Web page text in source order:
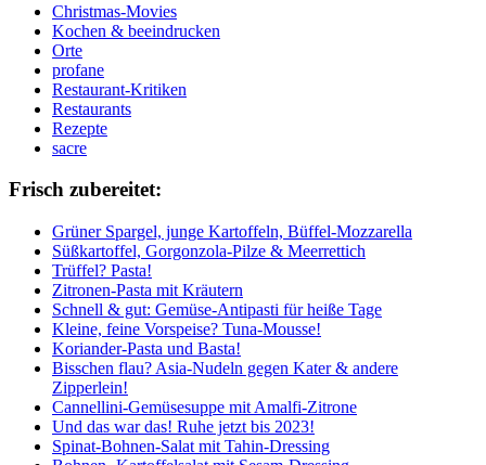
Christmas-Movies
Kochen & beeindrucken
Orte
profane
Restaurant-Kritiken
Restaurants
Rezepte
sacre
Frisch zubereitet:
Grüner Spargel, junge Kartoffeln, Büffel-Mozzarella
Süßkartoffel, Gorgonzola-Pilze & Meerrettich
Trüffel? Pasta!
Zitronen-Pasta mit Kräutern
Schnell & gut: Gemüse-Antipasti für heiße Tage
Kleine, feine Vorspeise? Tuna-Mousse!
Koriander-Pasta und Basta!
Bisschen flau? Asia-Nudeln gegen Kater & andere
Zipperlein!
Cannellini-Gemüsesuppe mit Amalfi-Zitrone
Und das war das! Ruhe jetzt bis 2023!
Spinat-Bohnen-Salat mit Tahin-Dressing